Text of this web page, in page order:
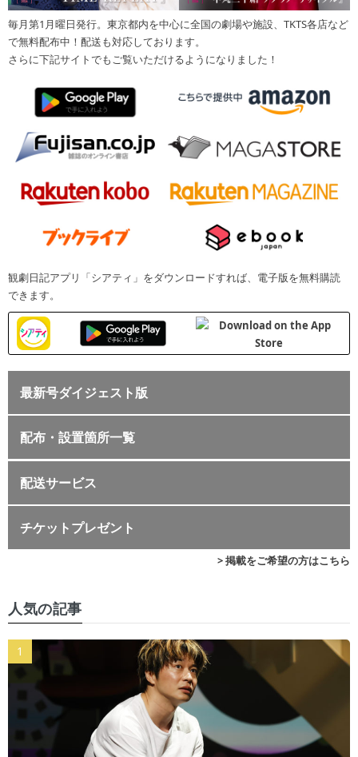
毎月第1月曜日発行。東京都内を中心に全国の劇場や施設、TKTS各店など
で無料配布中！配送も対応しております。
さらに下記サイトでもご覧いただけるようになりました！
観劇日記アプリ「シアティ」をダウンロードすれば、電子版を無料購読
できます。
最新号ダイジェスト版
配布・設置箇所一覧
配送サービス
チケットプレゼント
> 掲載をご希望の方はこちら
人気の記事